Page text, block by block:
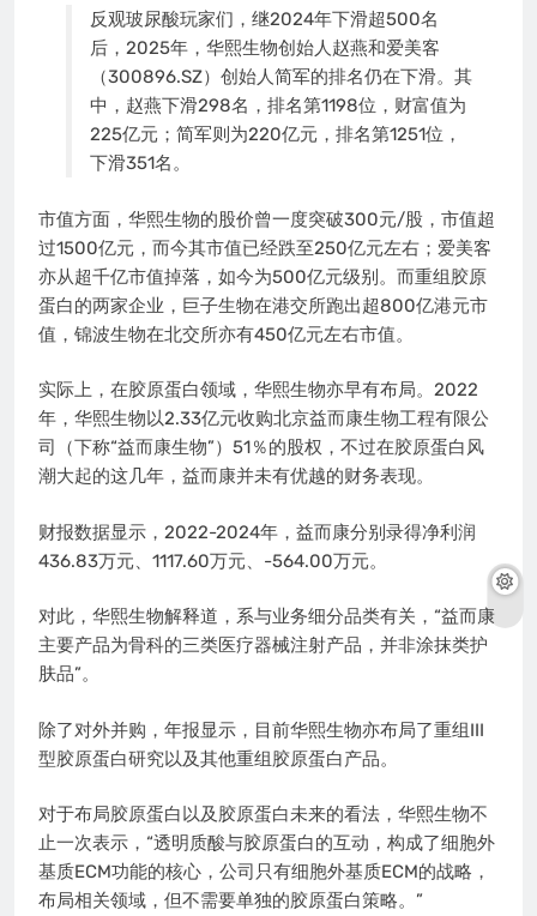
反观玻尿酸玩家们，继2024年下滑超500名
后，2025年，华熙生物创始人赵燕和爱美客
（300896.SZ）创始人简军的排名仍在下滑。其
中，赵燕下滑298名，排名第1198位，财富值为
225亿元；简军则为220亿元，排名第1251位，
下滑351名。
市值方面，华熙生物的股价曾一度突破300元/股，市值超
过1500亿元，而今其市值已经跌至250亿元左右；爱美客
亦从超千亿市值掉落，如今为500亿元级别。而重组胶原
蛋白的两家企业，巨子生物在港交所跑出超800亿港元市
值，锦波生物在北交所亦有450亿元左右市值。
实际上，在胶原蛋白领域，华熙生物亦早有布局。2022
年，华熙生物以2.33亿元收购北京益而康生物工程有限公
司（下称“益而康生物”）51％的股权，不过在胶原蛋白风
潮大起的这几年，益而康并未有优越的财务表现。
财报数据显示，2022-2024年，益而康分别录得净利润
436.83万元、1117.60万元、-564.00万元。
对此，华熙生物解释道，系与业务细分品类有关，“益而康
主要产品为骨科的三类医疗器械注射产品，并非涂抹类护
肤品”。
除了对外并购，年报显示，目前华熙生物亦布局了重组III
型胶原蛋白研究以及其他重组胶原蛋白产品。
对于布局胶原蛋白以及胶原蛋白未来的看法，华熙生物不
止一次表示，“透明质酸与胶原蛋白的互动，构成了细胞外
基质ECM功能的核心，公司只有细胞外基质ECM的战略，
布局相关领域，但不需要单独的胶原蛋白策略。”